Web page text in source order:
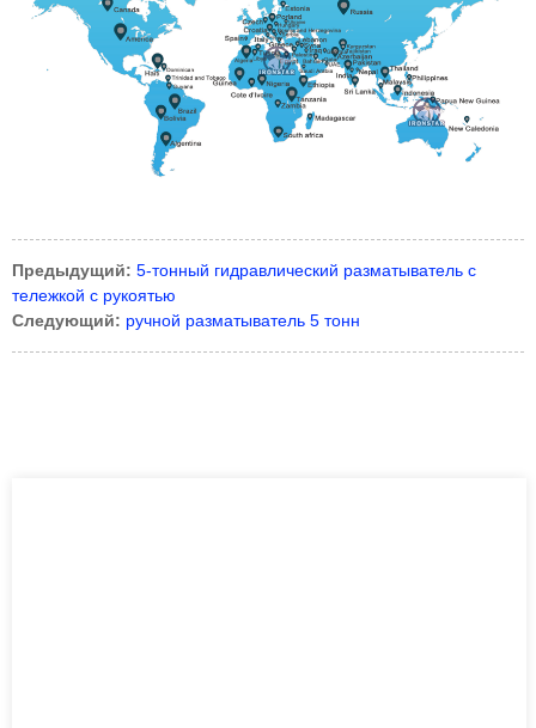
Предыдущий: 5-тонный гидравлический разматыватель с
тележкой с рукоятью
Следующий: ручной разматыватель 5 тонн